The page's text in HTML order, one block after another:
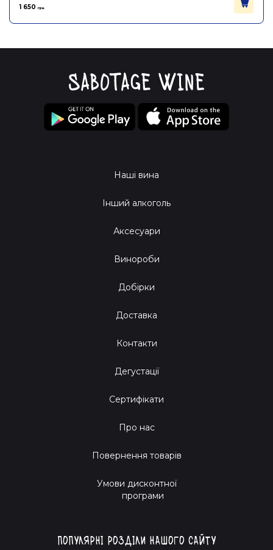
1 650 грн.
Наші вина
Інший алкоголь
Аксесуари
Винороби
Добірки
Доставка
Контакти
Дегустації
Сертифікати
Про нас
Повернення товарів
Умови дисконтної
програми
Популярні розділи нашого сайту